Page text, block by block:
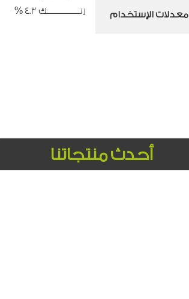
معدلات الإستخدام
زنــــــــــــــــــك 4.3 %
أحدث منتجاتنا